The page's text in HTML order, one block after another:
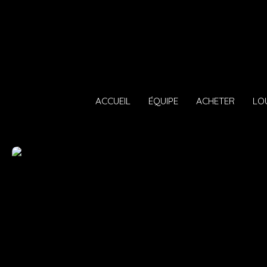
ACCUEIL ÉQUIPE ACHETER